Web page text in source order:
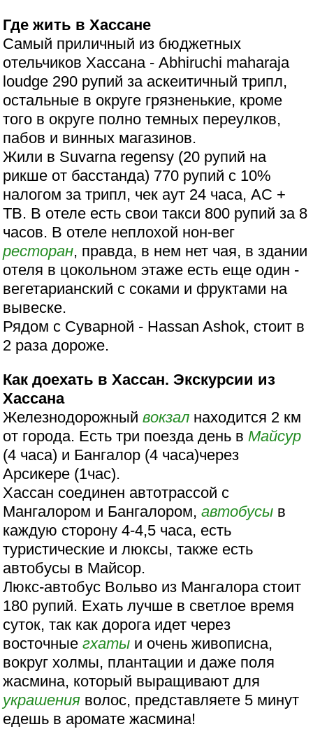
Где жить в Хассане
Самый приличный из бюджетных
отельчиков Хассана - Abhiruchi maharaja
loudge 290 рупий за аскеитичный трипл,
остальные в округе грязненькие, кроме
того в округе полно темных переулков,
пабов и винных магазинов.
Жили в Suvarna regensy (20 рупий на
рикше от басстанда) 770 рупий с 10%
налогом за трипл, чек аут 24 часа, АС +
ТВ. В отеле есть свои такси 800 рупий за 8
часов. В отеле неплохой нон-вег
ресторан, правда, в нем нет чая, в здании
отеля в цокольном этаже есть еще один -
вегетарианский с соками и фруктами на
вывеске.
Рядом с Суварной - Hassan Ashok, стоит в
2 раза дороже.
Как доехать в Хассан. Экскурсии из
Хассана
Железнодорожныйвокзал находится 2 км
от города. Есть три поезда день вМайсур
(4 часа) и Бангалор (4 часа)через
Арсикере (1час).
Хассан соединен автотрассой с
Мангалором и Бангалором,автобусы в
каждую сторону 4-4,5 часа, есть
туристические и люксы, также есть
автобусы в Майсор.
Люкс-автобус Вольво из Мангалора стоит
180 рупий. Ехать лучше в светлое время
суток, так как дорога идет через
восточныегхаты и очень живописна,
вокруг холмы, плантации и даже поля
жасмина, который выращивают для
украшения волос, представляете 5 минут
едешь в аромате жасмина!